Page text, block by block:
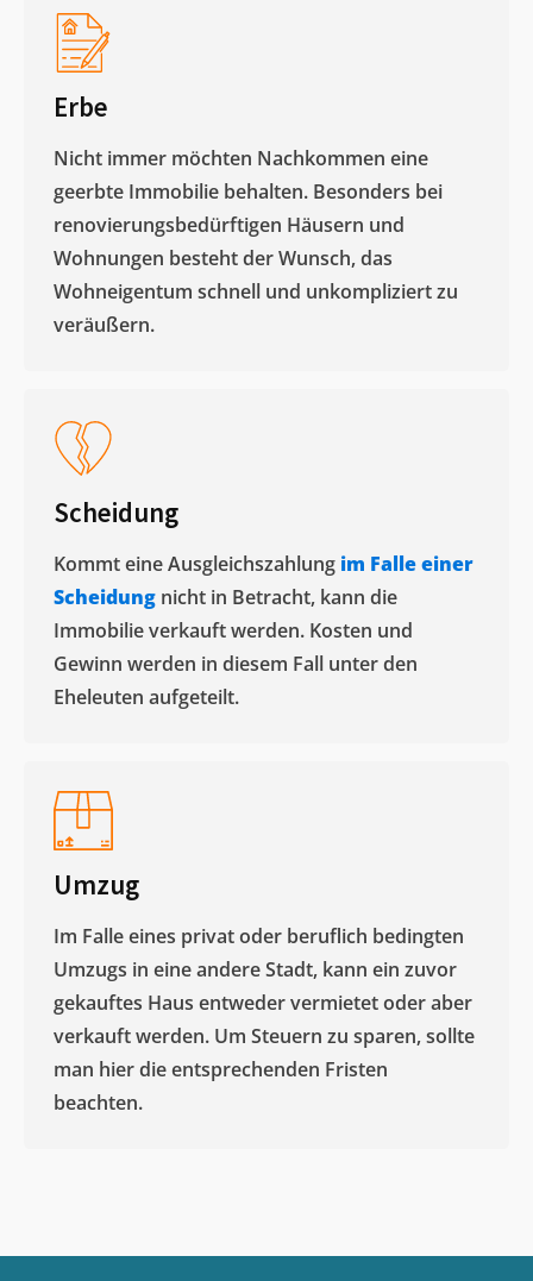
Erbe
Nicht immer möchten Nachkommen eine
geerbte Immobilie behalten. Besonders bei
renovierungsbedürftigen Häusern und
Wohnungen besteht der Wunsch, das
Wohneigentum schnell und unkompliziert zu
veräußern. ​
Scheidung
Kommt eine Ausgleichszahlung im Falle einer
Scheidung nicht in Betracht, kann die
Immobilie verkauft werden. Kosten und
Gewinn werden in diesem Fall unter den
Eheleuten aufgeteilt.​
Umzug
Im Falle eines privat oder beruflich bedingten
Umzugs in eine andere Stadt, kann ein zuvor
gekauftes Haus entweder vermietet oder aber
verkauft werden. Um Steuern zu sparen, sollte
man hier die entsprechenden Fristen
beachten.